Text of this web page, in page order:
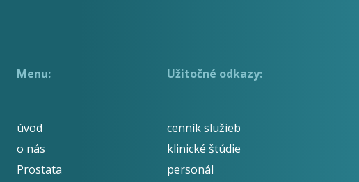
Menu:
úvod
o nás
Prostata
Užitočné odkazy:
cenník služieb
klinické štúdie
personál